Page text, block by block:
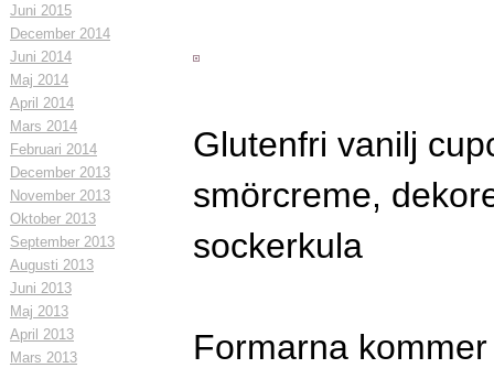
Juni 2015
December 2014
Juni 2014
Maj 2014
April 2014
Mars 2014
Februari 2014
December 2013
November 2013
Oktober 2013
September 2013
Augusti 2013
Juni 2013
Maj 2013
April 2013
Mars 2013
Glutenfri vanilj
smörcreme,
sockerkula
Formarna